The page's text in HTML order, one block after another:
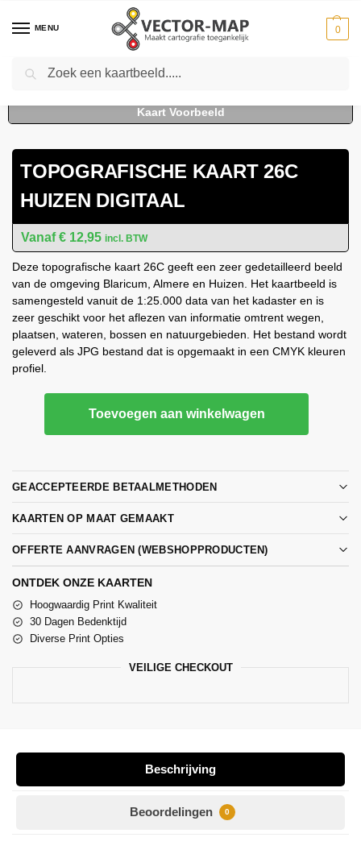
MENU 0
Home Kaarten - Topografische kaarten
TOPOGRAFISCHE KAART 26C
HUIZEN DIGITAAL
€ 12,95 incl. BTW
Deze topografische kaart 26C geeft een zeer gedetailleerd beeld
van de omgeving Blaricum, Almere en Huizen. Het kaartbeeld is
samengesteld vanuit de 1:25.000 data van het kadaster en is
zeer geschikt voor het aflezen van informatie omtrent wegen,
plaatsen, wateren, bossen en natuurgebieden. Het bestand wordt
geleverd als JPG bestand dat is opgemaakt in een CMYK kleuren
profiel.
Toevoegen aan winkelwagen
GEACCEPTEERDE BETAALMETHODEN
KAARTEN OP MAAT GEMAAKT
OFFERTE AANVRAGEN (WEBSHOPPRODUCTEN)
ONTDEK ONZE KAARTEN
Hoogwaardig Print Kwaliteit
30 Dagen Bedenktijd
Diverse Print Opties
VEILIGE CHECKOUT
Beschrijving
Beoordelingen 0